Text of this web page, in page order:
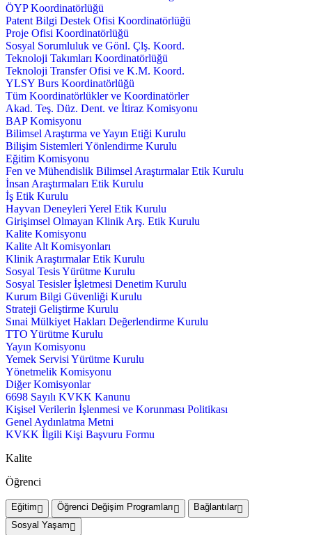
ÖYP Koordinatörlüğü
Patent Bilgi Destek Ofisi Koordinatörlüğü
Proje Ofisi Koordinatörlüğü
Sosyal Sorumluluk ve Gönl. Çlş. Koord.
Teknoloji Takımları Koordinatörlüğü
Teknoloji Transfer Ofisi ve K.M. Koord.
YLSY Burs Koordinatörlüğü
Tüm Koordinatörlükler ve Koordinatörler
Akad. Teş. Düz. Dent. ve İtiraz Komisyonu
BAP Komisyonu
Bilimsel Araştırma ve Yayın Etiği Kurulu
Bilişim Sistemleri Yönlendirme Kurulu
Eğitim Komisyonu
Fen ve Mühendislik Bilimsel Araştırmalar Etik Kurulu
İnsan Araştırmaları Etik Kurulu
İş Etik Kurulu
Hayvan Deneyleri Yerel Etik Kurulu
Girişimsel Olmayan Klinik Arş. Etik Kurulu
Kalite Komisyonu
Kalite Alt Komisyonları
Klinik Araştırmalar Etik Kurulu
Sosyal Tesis Yürütme Kurulu
Sosyal Tesisler İşletmesi Denetim Kurulu
Kurum Bilgi Güvenliği Kurulu
Strateji Geliştirme Kurulu
Sınai Mülkiyet Hakları Değerlendirme Kurulu
TTO Yürütme Kurulu
Yayın Komisyonu
Yemek Servisi Yürütme Kurulu
Yönetmelik Komisyonu
Diğer Komisyonlar
6698 Sayılı KVKK Kanunu
Kişisel Verilerin İşlenmesi ve Korunması Politikası
Genel Aydınlatma Metni
KVKK İlgili Kişi Başvuru Formu
Kalite
Öğrenci
Eğitim Öğrenci Değişim Programları
Bağlantılar
Sosyal Yaşam